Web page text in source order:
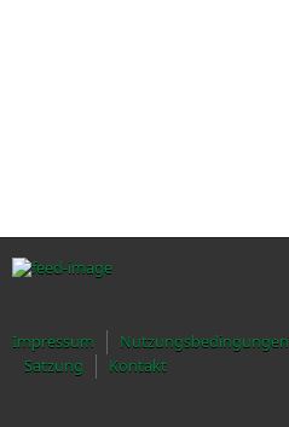
Impressum Nutzungsbedingungen
Satzung
Kontakt